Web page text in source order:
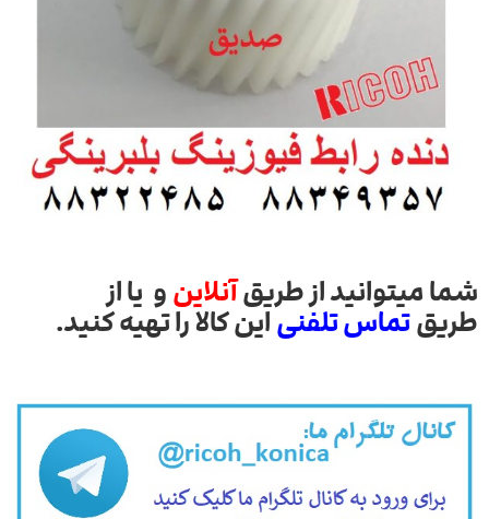
شما میتوانید از طریقآنلاینو یا از
طریقتماس تلفنیاین کالا را تهیه کنید.